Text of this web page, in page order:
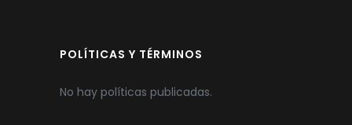
POLÍTICAS Y TÉRMINOS
No hay políticas publicadas.